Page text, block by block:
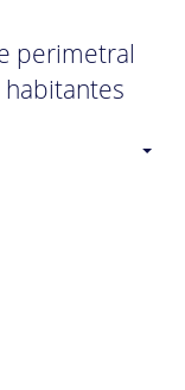
perimetral